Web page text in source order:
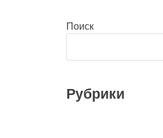
Поиск
Рубрики